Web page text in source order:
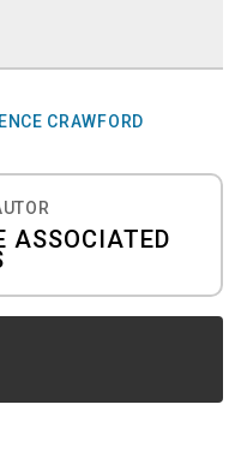
CRAWFORD
ASSOCIATED